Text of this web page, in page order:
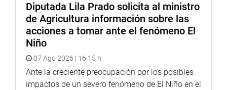
Diputada Lila Prado solicita al ministro
de Agricultura información sobre las
acciones a tomar ante el fenómeno El
Niño
07 Ago 2026 | 16:15 h
Ante la creciente preocupación por los posibles
impactos de un severo fenómeno de El Niño en el